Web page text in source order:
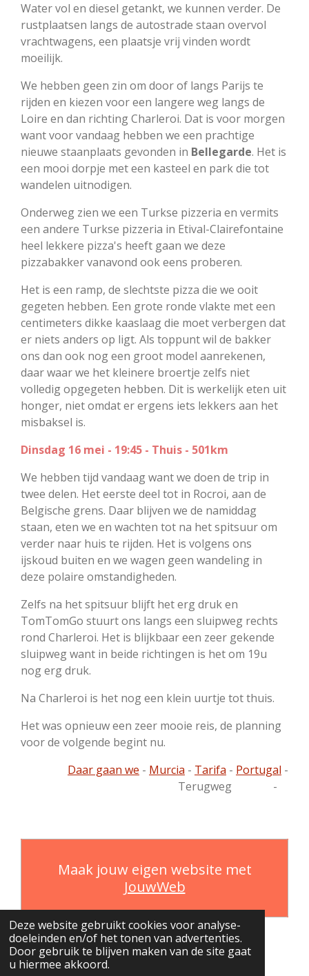
Deze website gebruikt cookies voor analyse-
doeleinden en/of het tonen van advertenties.
Door gebruik te blijven maken van de site gaat
u hiermee akkoord.
Water vol en diesel getankt, we kunnen verder. De
rustplaatsen langs de autostrade staan overvol
vrachtwagens, een plaatsje vrij vinden wordt
moeilijk.
We hebben geen zin om door of langs Parijs te
rijden en kiezen voor een langere weg langs de
Loire en dan richting Charleroi. Dat is voor morgen
want voor vandaag hebben we een prachtige
nieuwe staanplaats gevonden in Bellegarde. Het is
een mooi dorpje met een kasteel en park die tot
wandelen uitnodigen.
Onderweg zien we een Turkse pizzeria en vermits
een andere Turkse pizzeria in Etival-Clairefontaine
heel lekkere pizza's heeft gaan we deze
pizzabakker vanavond ook eens proberen.
Het is een ramp, de slechtste pizza die we ooit
gegeten hebben. Een grote ronde vlakte met een
centimeters dikke kaaslaag die moet verbergen dat
er niets anders op ligt. Als toppunt wil de bakker
ons dan ook nog een groot model aanrekenen,
daar waar we het kleinere broertje zelfs niet
volledig opgegeten hebben. Dit is werkelijk eten uit
honger, niet omdat er ergens iets lekkers aan het
misbaksel is.
Dinsdag 16 mei - 19:45 - Thuis - 501km
We hebben tijd vandaag want we doen de trip in
twee delen. Het eerste deel tot in Rocroi, aan de
Belgische grens. Daar blijven we de namiddag
staan, eten we en wachten tot na het spitsuur om
verder naar huis te rijden. Het is volgens ons
ijskoud buiten en we wagen geen wandeling in
deze polaire omstandigheden.
Zelfs na het spitsuur blijft het erg druk en
TomTomGo stuurt ons langs een sluipweg rechts
rond Charleroi. Het is blijkbaar een zeer gekende
sluipweg want in beide richtingen is het om 19u
nog erg druk.
Na Charleroi is het nog een klein uurtje tot thuis.
Het was opnieuw een zeer mooie reis, de planning
voor de volgende begint nu.
Daar gaan we - Murcia - Tarifa - Portugal -
Terugweg -
Maak jouw eigen website met
JouwWeb
© 2019 - 2026 Graag gewoon iets anders